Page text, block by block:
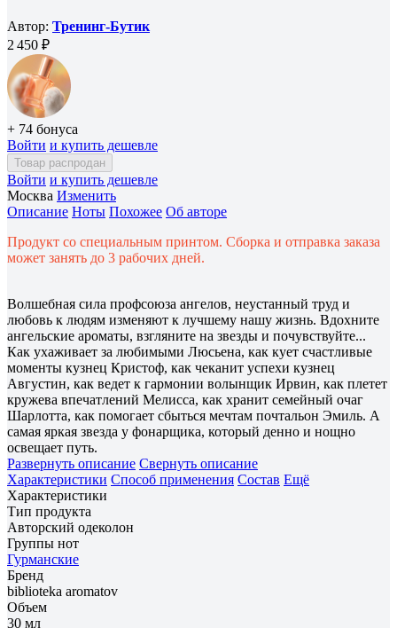
Автор: Тренинг-Бутик
2 450 ₽
+ 74 бонуса
Войти и купить дешевле
Товар распродан
Войти и купить дешевле
Москва Изменить
Описание Ноты Похожее Об авторе
Продукт со специальным принтом. Сборка и отправка заказа
может занять до 3 рабочих дней.
Волшебная сила профсоюза ангелов, неустанный труд и
любовь к людям изменяют к лучшему нашу жизнь. Вдохните
ангельские ароматы, взгляните на звезды и почувствуйте...
Как ухаживает за любимыми Люсьена, как кует счастливые
моменты кузнец Кристоф, как чеканит успехи кузнец
Августин, как ведет к гармонии волынщик Ирвин, как плетет
кружева впечатлений Мелисса, как хранит семейный очаг
Шарлотта, как помогает сбыться мечтам почтальон Эмиль. А
самая яркая звезда у фонарщика, который денно и нощно
освещает путь.
Развернуть описание Свернуть описание
Характеристики Способ применения Состав Ещё
Характеристики
Тип продукта
Авторский одеколон
Группы нот
Гурманские
Бренд
biblioteka aromatov
Объем
30 мл